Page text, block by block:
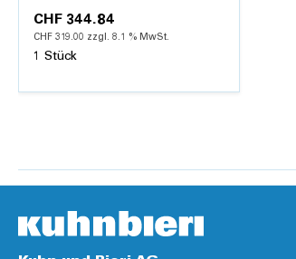
60 - 62 cm
CHF 344.84
CHF 319.00 zzgl. 8.1 % MwSt.
1 Stück